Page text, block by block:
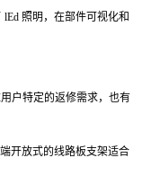
照明，在部件可视化和
户特定的返修需求，也有
开放式的线路板支架适合